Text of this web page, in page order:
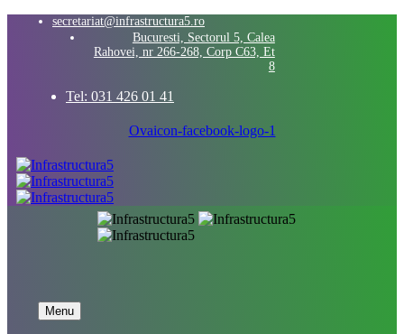
secretariat@infrastructura5.ro
Bucuresti, Sectorul 5, Calea
Rahovei, nr 266-268, Corp C63, Et
8
Tel: 031 426 01 41
Ovaicon-facebook-logo-1
Menu